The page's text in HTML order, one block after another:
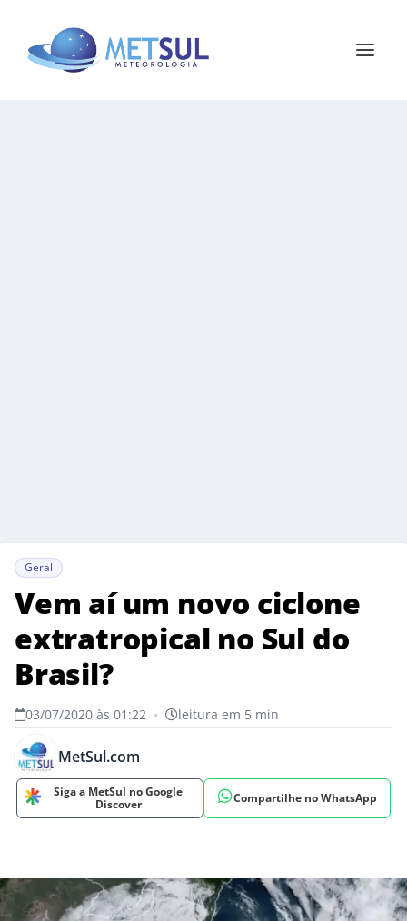
Geral
Vem aí um novo ciclone
extratropical no Sul do
Brasil?
03/07/2020 às 01:22 • leitura em 5 min
MetSul.com
Siga a MetSul no Google
Discover
Compartilhe no WhatsApp